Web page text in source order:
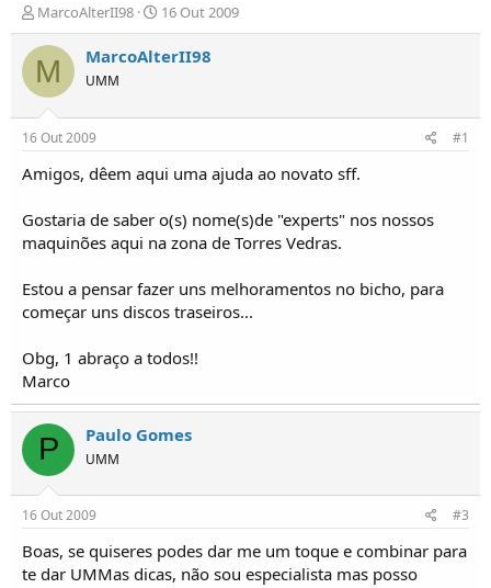
I
n
i
c
i
d
o
r
T
ó
i
c
MarcoAlterII98
D
a
t
í
o
16 Out 2009
M MarcoAlterII98
UMM
16 Out 2009 #1
Amigos, dêem aqui uma ajuda ao novato sff.
Gostaria de saber o(s) nome(s)de "experts" nos nossos
maquinões aqui na zona de Torres Vedras.
Estou a pensar fazer uns melhoramentos no bicho, para
começar uns discos traseiros...
Obg, 1 abraço a todos!!
Marco
P Paulo Gomes
UMM
16 Out 2009 #3
Boas, se quiseres podes dar me um toque e combinar para
te dar UMMas dicas, não sou especialista mas posso